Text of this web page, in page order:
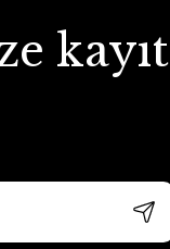
kayıt